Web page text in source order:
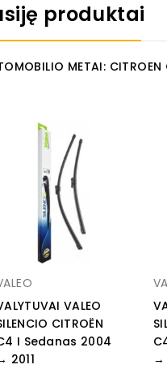
produktai
METAI:
VALEO
CITROËN
I Sedanas 2004
2011
→